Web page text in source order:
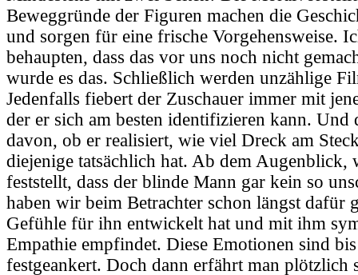
Beweggründe der Figuren machen die
und sorgen für eine frische Vorgehensweise.
behaupten, dass das vor uns noch nicht
wurde es das. Schließlich werden unzählige
Jedenfalls fiebert der Zuschauer immer mit
der er sich am besten identifizieren kann. Und
davon, ob er realisiert, wie viel Dreck am
diejenige tatsächlich hat. Ab dem Augenblick,
feststellt, dass der blinde Mann gar kein so
haben wir beim Betrachter schon längst dafür
Gefühle für ihn entwickelt hat und mit ihm
Empathie empfindet. Diese Emotionen sind
festgeankert. Doch dann erfährt man plötzlich